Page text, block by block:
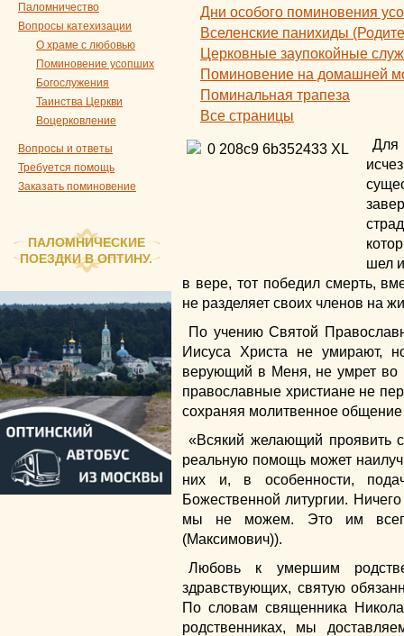
Паломничество
Вопросы катехизации
О храме с любовью
Поминовение усопших
Богослужения
Таинства Церкви
Воцерковление
Вопросы и ответы
Требуется помощь
Заказать поминовение
ПАЛОМНИЧЕСКИЕ
ПОЕЗДКИ В ОПТИНУ.
Дни особого поминовения
Вселенские панихиды
Церковные заупокойные
Поминовение на домашней
Поминальная трапеза
Все страницы
шел
в вере, тот победил смерть,
не разделяет своих членов на
По учению Святой
Иисуса Христа не умирают,
верующий в Меня, не умрет
православные христиане не
сохраняя молитвенное
«Всякий желающий проявить
реальную помощь может
них и, в особенности,
Божественной литургии.
мы не можем. Это им
(Максимович)).
Любовь к умершим
здравствующих, святую
По словам священника
родственниках, мы